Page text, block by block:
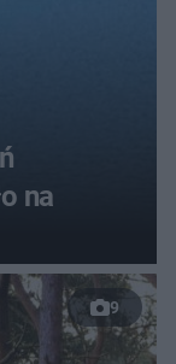
na
9